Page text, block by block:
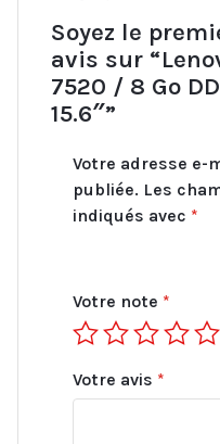
256
SSD
/
15.6"
Soyez le
avis sur
7520 / 8 Go
15.6″”
Votre adresse e-
publiée. Les
indiqués avec *
Votre note *
Votre avis *